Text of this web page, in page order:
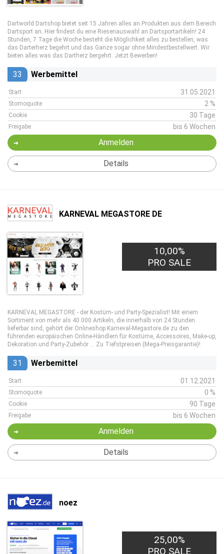
Dartworld Dartshop bietet seit 15 Jahren alles an Produkten aus dem Bereich
Dartsport an. Hier findest du eine Riesenauswahl an Dartsportartikeln! 24
Stunden, 7 Tage die Woche besteht die Möglichkeit alles zu bestellen, was
das Darterherz begehrt und das Ganze sogar ohne Mindestbestellwert. Wir
bieten alles was das Dartherz bergehrt. Jetzt Bewerben!
33 Werbemittel
Start 31.05.2021
Stornoquote 2 %
Cookie 30 Tage
Freigabe bis 6 Wochen
Anmelden
Details
KARNEVAL MEGASTORE DE
10,00%
PRO SALE
KARNEVAL MEGASTORE - der Kostüm- und Party-Spezialist! Mit einem
Sortiment von mehr als 40.000 Artikeln, die innerhalb von 24 Stunden
lieferbar sind, gehört der Onlineshop Karneval-Megastore.de zu den
führenden europäischen Online-Händlern für Kostüme, Accessoires, Make-up,
Dekoration und Party-Zubehör … Zu Tiefstpreisen (Mega-Preisgarantie)!
31 Werbemittel
Start 01.12.2021
Stornoquote 0 %
Cookie 90 Tage
Freigabe bis 6 Wochen
Anmelden
Details
noez
25,00%
PRO SALE